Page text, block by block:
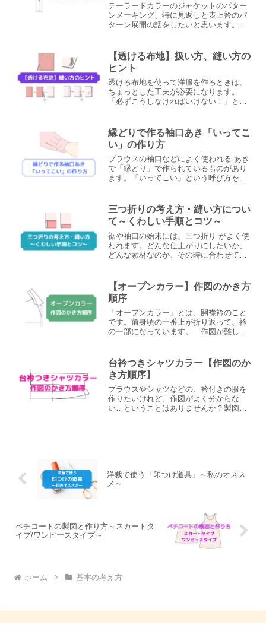
テーラードカラーのジャケットのパター
ンメーキング、特に見返しと表上衿のパ
ターン展開の話をしたいと思います。見
る必要があります。今回は、そのやり方
をご紹介します。 ※今...
【透ける布地】扱い方、縫い方の
ヒント
透ける布地を使って洋服を作るときは、
ちょっとした工夫が必要になります。
「必ずこうしなければいけない！」とい
ます。使用する布地、作りたいデザイン
によると思いますが、参考に...
縁どりで作る袖口あき「いってこ
い」の作り方
ブラウスの袖口などによく使われる あき
で「縁どり」で作られているものがあり
ます。「いってこい」という呼び方をさ
け直裁ちで準備すればよいので、取り掛
かりやすいと思います。...
三つ折りの考え方・縫い方につい
て～くわしい手順とコツ～
裾や袖口の始末には、三つ折り がよく使
われます。どんな仕上がりにしたいか、
どんな素材なのか、その時に合わせて三
たコツなどをまとめていきたいと思いま
す。 基本の三つ折...
【オープンカラー】作図のかき方
順序
「オープンカラー」とは、開襟衿のこと
です。前身頃の一番上が折り返って、衿
の一部になっています。 作図が難しい
順序をまとめていきたいと思います。※
作図中に出てくる寸法は、...
台衿つきシャツカラー【作図のか
き方順序】
ブラウスやシャツなどの、衿付きの服を
作りたいけれど、作図がよく分からな
い…ということはありませんか？製図を
洋裁で使う「印つけ道具」～私のオスス
メ～
ペチコートの製図と作り方～スカートタ
イプ/ワンピースタイプ～
ホーム 基本の考え方